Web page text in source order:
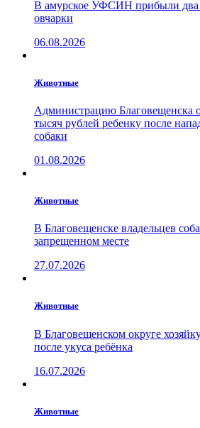
В амурское УФСИН прибыли два
овчарки
06.08.2026
Животные
Администрацию Благовещенска
тысяч рублей ребенку после
собаки
01.08.2026
Животные
В Благовещенске владельцев
запрещенном месте
27.07.2026
Животные
В Благовещенском округе
после укуса ребёнка
16.07.2026
Животные